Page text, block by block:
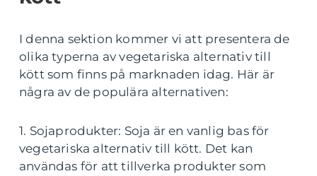
I denna sektion kommer vi att presentera de
olika typerna av vegetariska alternativ till
kött som finns på marknaden idag. Här är
några av de populära alternativen:
1. Sojaprodukter: Soja är en vanlig bas för
vegetariska alternativ till kött. Det kan
användas för att tillverka produkter som